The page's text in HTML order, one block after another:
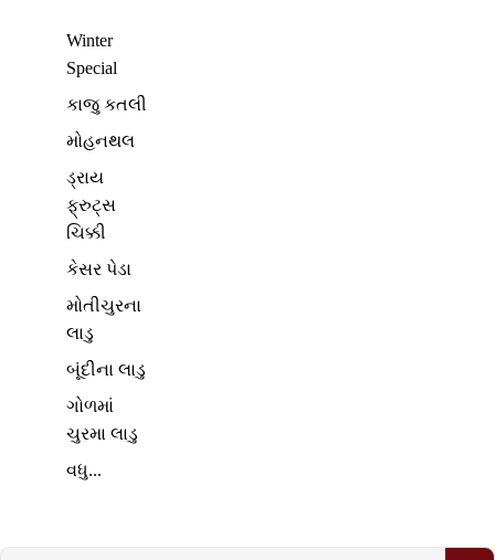
Winter
Special
કાજુ કતલી
મોહનથલ
ડ્રાય
ફ્રુટ્સ
ચિક્કી
કેસર પેડા
મોતીચુરના
લાડુ
બૂંદીના લાડુ
ગોળમાં
ચુરમા લાડુ
વધુ...